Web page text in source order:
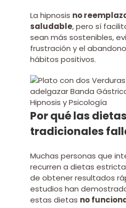
La hipnosis no
saludable, pero sí
sean más sostenibles,
frustración y el
hábitos positivos.
Por qué las dietas
tradicionales
Muchas personas que
recurren a dietas
de obtener resultados
estudios han
estas dietas no